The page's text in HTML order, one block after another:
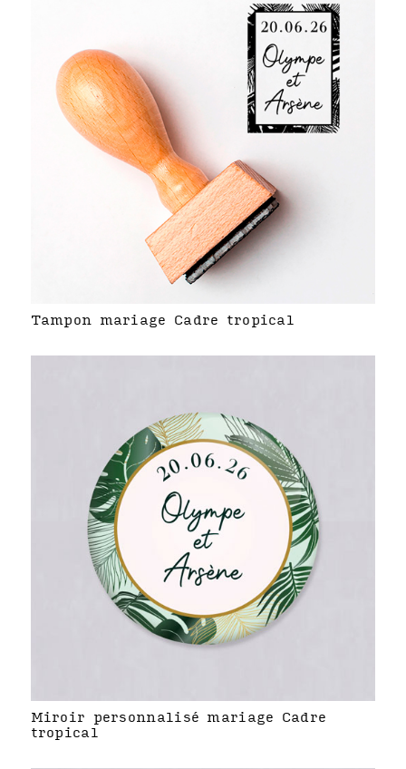
Tampon mariage Cadre tropical
Miroir personnalisé mariage Cadre
tropical